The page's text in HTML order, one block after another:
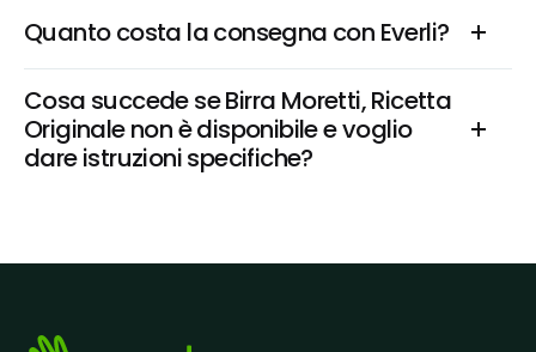
Quanto costa la consegna con Everli?
Cosa succede se Birra Moretti, Ricetta
Originale non è disponibile e voglio
dare istruzioni specifiche?